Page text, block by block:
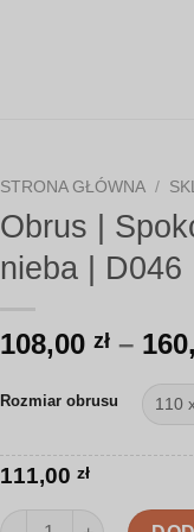
STRONA GŁÓWNA /
Obrus |
nieba | D046
108,00 zł –
Rozmiar obrusu
111,00 zł
ilość Obrus | Spokojny